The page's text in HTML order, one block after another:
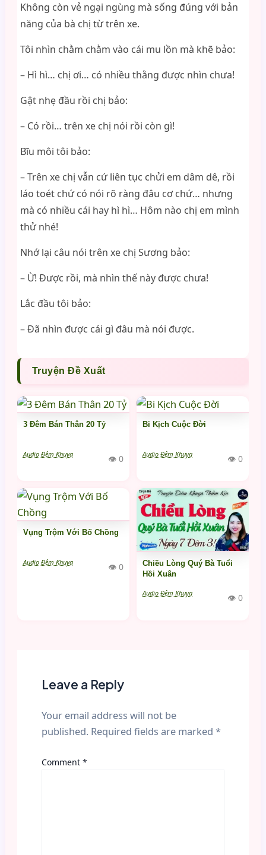
Không còn vẻ ngại ngùng mà sống đúng với bản
năng của bà chị từ trên xe.
Tôi nhìn chằm chằm vào cái mu lồn mà khẽ bảo:
– Hì hì… chị ơi… có nhiều thằng được nhìn chưa!
Gật nhẹ đầu rồi chị bảo:
– Có rồi… trên xe chị nói rồi còn gì!
Bĩu môi tôi bảo:
– Trên xe chị vẫn cứ liên tục chửi em dâm dê, rồi
láo toét chứ có nói rõ ràng đâu cơ chứ… nhưng
mà có nhiều cái hay hì hì… Hôm nào chị em mình
thử nhé!
Nhớ lại câu nói trên xe chị Sương bảo:
– Ừ! Được rồi, mà nhìn thế này được chưa!
Lắc đầu tôi bảo:
– Đã nhìn được cái gì đâu mà nói được.
Truyện Đề Xuất
3 Đêm Bán Thân 20 Tỷ
Audio Đêm Khuya 👁 0
Bi Kịch Cuộc Đời
Audio Đêm Khuya 👁 0
Vụng Trộm Với Bố Chồng
Audio Đêm Khuya 👁 0
Chiều Lòng Quý Bà Tuổi
Hồi Xuân
Audio Đêm Khuya 👁 0
Leave a Reply
Your email address will not be
published. Required fields are marked *
Comment *